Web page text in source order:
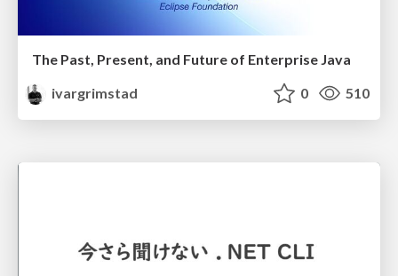
The Past, Present, and Future of Enterprise Java
ivargrimstad
0 510